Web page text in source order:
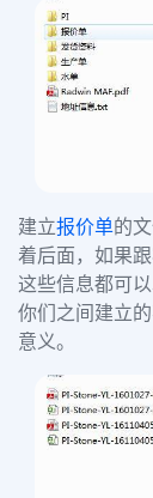
建立报价单的
着后面，如果
这些信息都可
你们之间建立
意义。